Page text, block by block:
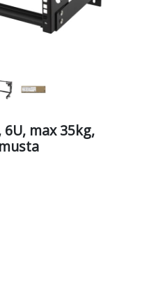
6U, max 35kg,